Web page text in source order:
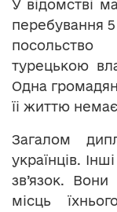
У відомстві
перебування
турецькою
Одна
їі життю
Загалом
українців.
зв’язок.
місць